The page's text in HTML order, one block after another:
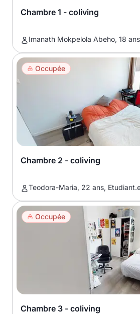
Chambre 1 - coliving
Imanath Mokpelola Abeho, 18
Occupée
Chambre 2 - coliving
Teodora-Maria, 22 ans,
Occupée
Chambre 3 - coliving